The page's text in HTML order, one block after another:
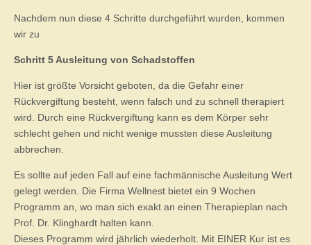
Nachdem nun diese 4 Schritte durchgeführt wurden, kommen
wir zu
Schritt 5 Ausleitung von Schadstoffen
Hier ist größte Vorsicht geboten, da die Gefahr einer
Rückvergiftung besteht, wenn falsch und zu schnell therapiert
wird. Durch eine Rückvergiftung kann es dem Körper sehr
schlecht gehen und nicht wenige mussten diese Ausleitung
abbrechen.
Es sollte auf jeden Fall auf eine fachmännische Ausleitung Wert
gelegt werden. Die Firma Wellnest bietet ein 9 Wochen
Programm an, wo man sich exakt an einen Therapieplan nach
Prof. Dr. Klinghardt halten kann.
Dieses Programm wird jährlich wiederholt. Mit EINER Kur ist es